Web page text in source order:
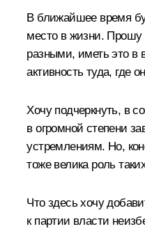
В ближайшее время
место в жизни. Прошу
разными, иметь это в
активность туда, где
Хочу подчеркнуть, в
в огромной степени
устремлениям. Но,
тоже велика роль
Что здесь хочу
к партии власти